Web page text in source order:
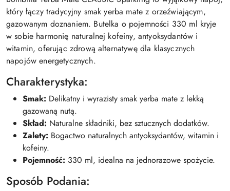
który łączy tradycyjny smak yerba mate z orzeźwiającym,
gazowanym doznaniem. Butelka o pojemności 330 ml kryje
w sobie harmonię naturalnej kofeiny, antyoksydantów i
witamin, oferując zdrową alternatywę dla klasycznych
napojów energetycznych.
Charakterystyka:
Smak: Delikatny i wyrazisty smak yerba mate z lekką
gazowaną nutą.
Skład: Naturalne składniki, bez sztucznych dodatków.
Zalety: Bogactwo naturalnych antyoksydantów, witamin i
kofeiny.
Pojemność: 330 ml, idealna na jednorazowe spożycie.
Sposób Podania: